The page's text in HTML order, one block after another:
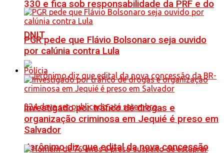
330 e fica sob responsabilidade da PRF e do
DNIT
Jerônimo diz que edital da nova concessão
PGR pede que Flávio Bolsonaro seja ouvido
por calúnia contra Lula
Polícia
Investigado por tráfico de drogas e
organização criminosa em Jequié é preso em
Salvador